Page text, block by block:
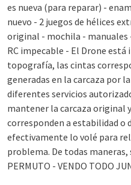
es nueva (para reparar) -
nuevo - 2 juegos de hélices
original - mochila - manuales
RC impecable - El Drone
topografía, las cintas
generadas en la carcaza por
diferentes servicios
mantener la carcaza original
corresponden a estabilidad o
efectivamente lo volé para
problema. De todas maneras,
PERMUTO - VENDO TODO